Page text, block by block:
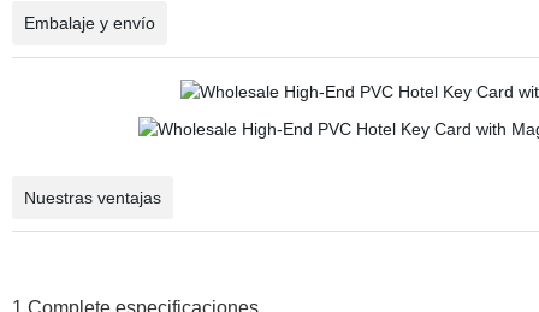
Embalaje y envío
Nuestras ventajas
1.Completeespecificaciones